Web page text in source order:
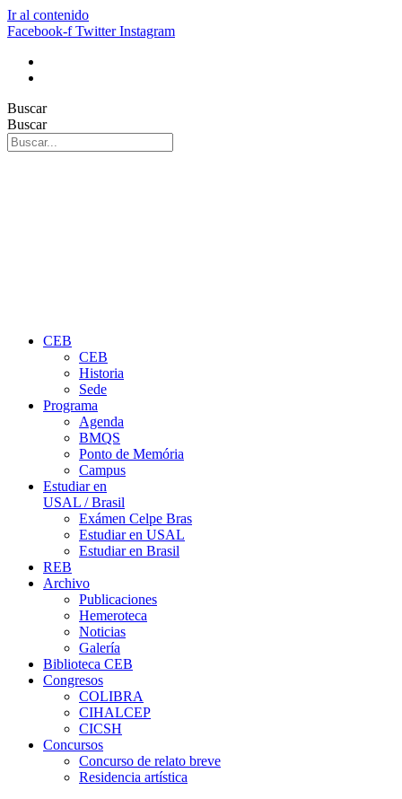
Ir al contenido
Facebook-f Twitter Instagram
Buscar
Buscar
CEB
CEB
Historia
Sede
Programa
Agenda
BMQS
Ponto de Memória
Campus
Estudiar en
USAL / Brasil
Exámen Celpe Bras
Estudiar en USAL
Estudiar en Brasil
REB
Archivo
Publicaciones
Hemeroteca
Noticias
Galería
Biblioteca CEB
Congresos
COLIBRA
CIHALCEP
CICSH
Concursos
Concurso de relato breve
Residencia artística